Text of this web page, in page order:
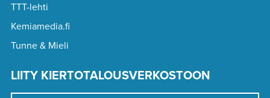
TTT-lehti
Kemiamedia.fi
Tunne & Mieli
LIITY KIERTOTALOUSVERKOSTOON